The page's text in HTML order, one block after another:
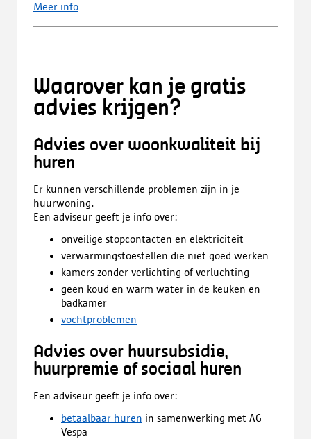
Meer info
Waarover kan je gratis
advies krijgen?
Advies over woonkwaliteit bij
huren
Er kunnen verschillende problemen zijn in je
huurwoning.
Een adviseur geeft je info over:
onveilige stopcontacten en elektriciteit
verwarmingstoestellen die niet goed werken
kamers zonder verlichting of verluchting
geen koud en warm water in de keuken en
badkamer
vochtproblemen
Advies over huursubsidie,
huurpremie of sociaal huren
Een adviseur geeft je info over:
betaalbaar huren in samenwerking met AG
Vespa